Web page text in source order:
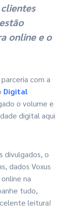
online e o
com a
Digital
o volume e
digital aqui
divulgados, o
dados Voxus
na
tudo,
leitura!